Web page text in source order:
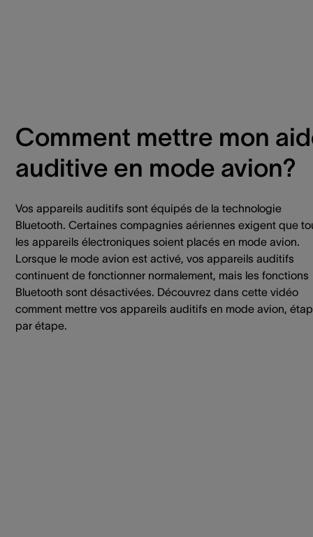
Comment mettre mon
auditive en mode avion?
Vos appareils auditifs sont équipés de la technologie
Bluetooth. Certaines compagnies aériennes exigent que
les appareils électroniques soient placés en mode avion.
Lorsque le mode avion est activé, vos appareils auditifs
continuent de fonctionner normalement, mais les fonctions
Bluetooth sont désactivées. Découvrez dans cette vidéo
comment mettre vos appareils auditifs en mode avion,
par étape.